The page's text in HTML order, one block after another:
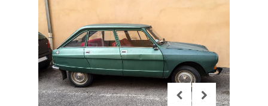
MODÈLES ET MARQUES
COMMENT FONCTIONNE BLV ?